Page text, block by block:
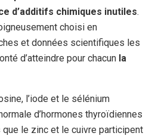
d’additifs chimiques inutiles.
choisi en
et données scientifiques les
d’atteindre pour chacun la
l’iode et le sélénium
d’hormones thyroïdiennes
que le zinc et le cuivre participent